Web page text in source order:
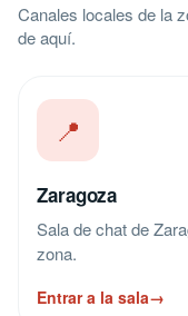
Canales locales de la
de aquí.
📍
Zaragoza
Sala de chat de
zona.
Entrar a la sala→